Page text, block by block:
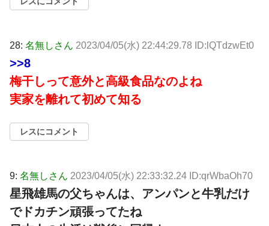
28: 名無しさん 2023/04/05(水) 22:44:29.78 ID:lQTdzwEt0
>>8
梅干しって意外と高級食品なのよね
実家を離れて初めて知る
レスにコメント
9: 名無しさん 2023/04/05(水) 22:33:32.24 ID:qrWbaOh70
星飛雄馬の父ちゃんは、アンパンと牛乳だけ
でドカチン頑張ってたね